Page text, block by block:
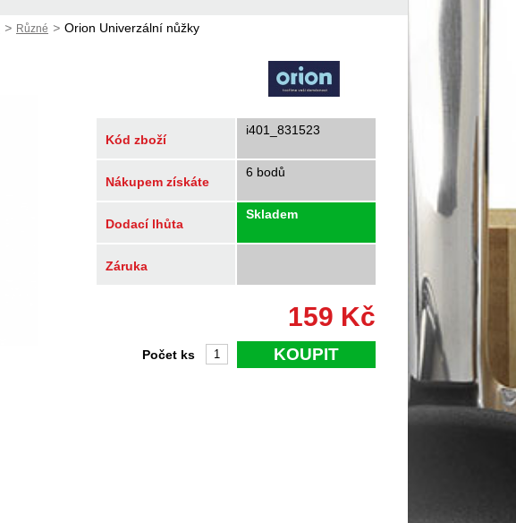
> Různé > Orion Univerzální nůžky
Kód zboží
i401_831523
Nákupem získáte
6 bodů
Dodací lhůta
Skladem
Záruka
159 Kč
KOUPIT
Počet ks